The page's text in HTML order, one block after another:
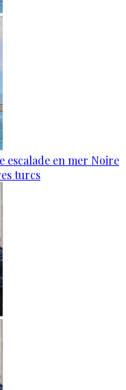
escalade en mer Noire
turcs